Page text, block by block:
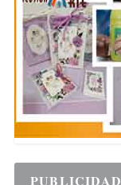
PUBLICIDAD